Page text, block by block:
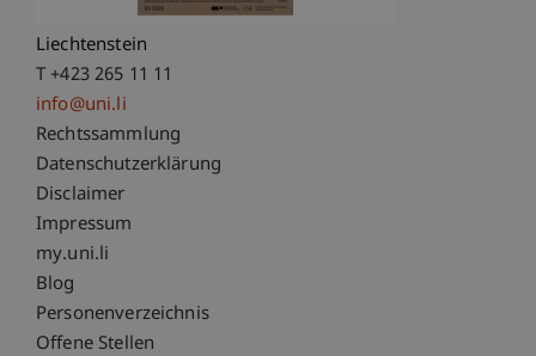
Liechtenstein
T +423 265 11 11
info@uni.li
Fußzeile Rechtliche Hinweise
Rechtssammlung
Datenschutzerklärung
Disclaimer
Impressum
Fußzeile Subdomain-Verzeichnis
my.uni.li
Blog
Personenverzeichnis
Offene Stellen